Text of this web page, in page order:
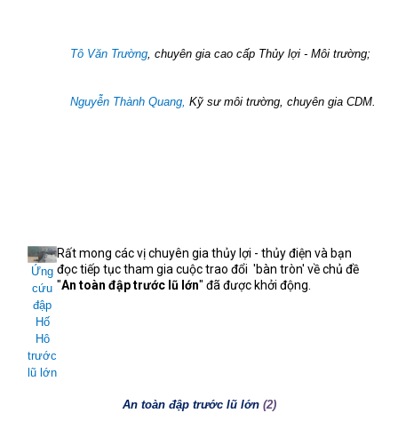
Tô Văn Trường, chuyên gia cao cấp Thủy lợi - Môi trường;
Nguyễn Thành Quang, Kỹ sư môi trường, chuyên gia CDM.
Ứng
cứu
đập
Hố
Hô
trước
lũ lớn
Rất mong các vị chuyên gia thủy lợi - thủy điện và bạn
đọc tiếp tục tham gia cuộc trao đổi 'bàn tròn' về chủ đề
"An toàn đập trước lũ lớn" đã được khởi động.
An toàn đập trước lũ lớn (2)